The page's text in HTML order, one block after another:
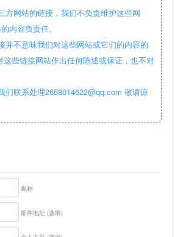
方网站的链接，我们不负责维护这些网
内容负责任。
并不意味我们对这些网站或它们的内容的
些链接网站作出任何陈述或保证，也不对
们联系处理2658014622@qq.com 敬请谅
昵称
邮件地址 (选填)